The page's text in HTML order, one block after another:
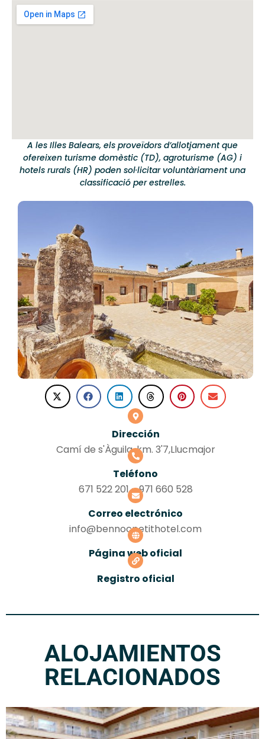
A les Illes Balears, els proveïdors d’allotjament que
ofereixen turisme domèstic (TD), agroturisme (AG) i
hotels rurals (HR) poden sol·licitar voluntàriament una
classificació per estrelles.
Dirección
Camí de s'Àguila, km. 3'7,Llucmajor
Teléfono
671 522 201 - 971 660 528
Correo electrónico
info@bennocpetithotel.com
Página web oficial
Registro oficial
ALOJAMIENTOS
RELACIONADOS